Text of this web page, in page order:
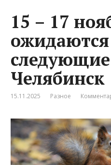
15 – 17
ожидаются
Челябинск
15.11.2025 Разное